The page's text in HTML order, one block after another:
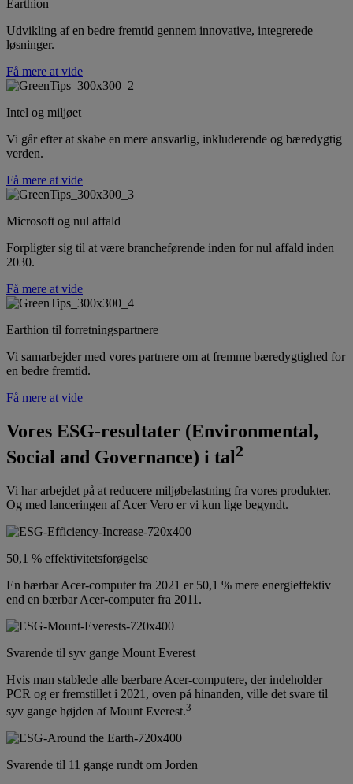
Earthion
Udvikling af en bedre fremtid gennem innovative, integrerede
løsninger.
Få mere at vide
Intel og miljøet
Vi går efter at skabe en mere ansvarlig, inkluderende og bæredygtig
verden.
Få mere at vide
Microsoft og nul affald
Forpligter sig til at være brancheførende inden for nul affald inden
2030.
Få mere at vide
Earthion til forretningspartnere
Vi samarbejder med vores partnere om at fremme bæredygtighed for
en bedre fremtid.
Få mere at vide
Vores ESG-resultater (Environmental,
Social and Governance) i tal2
Vi har arbejdet på at reducere miljøbelastning fra vores produkter.
Og med lanceringen af Acer Vero er vi kun lige begyndt.
50,1 % effektivitetsforøgelse
En bærbar Acer-computer fra 2021 er 50,1 % mere energieffektiv
end en bærbar Acer-computer fra 2011.
Svarende til syv gange Mount Everest
Hvis man stablede alle bærbare Acer-computere, der indeholder
PCR og er fremstillet i 2021, oven på hinanden, ville det svare til
syv gange højden af Mount Everest.3
Svarende til 11 gange rundt om Jorden